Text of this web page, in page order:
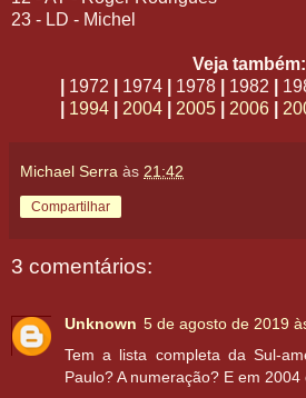
23 - LD - Michel
Veja também:
1972 1974 1978 1982
1994 2004 2005 2006
Michael Serra às 21:42
Compartilhar
3 comentários:
Unknown 5 de agosto de 2019
Tem a lista completa da Sul-
Paulo? A numeração? E em